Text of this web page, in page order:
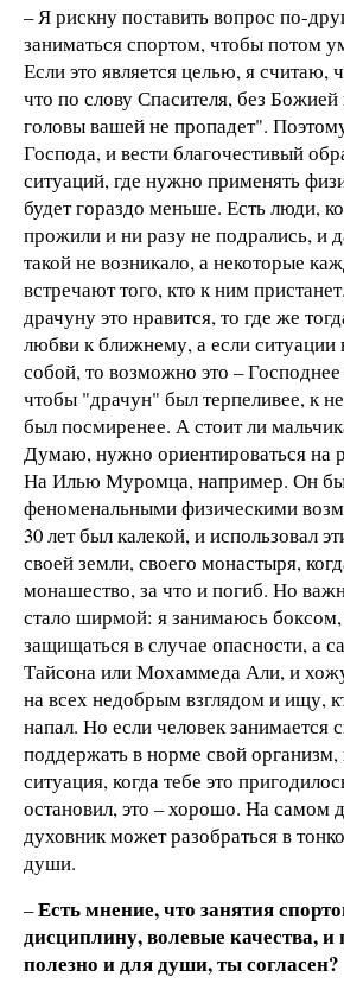
– Я рискну поставить вопрос по-
заниматься спортом, чтобы потом
Если это является целью, я считаю,
что по слову Спасителя, без
головы вашей не пропадет".
Господа, и вести благочестивый
ситуаций, где нужно применять
будет гораздо меньше. Есть люди,
прожили и ни разу не подрались, и
такой не возникало, а некоторые
встречают того, кто к ним
драчуну это нравится, то где же
любви к ближнему, а если ситуации
собой, то возможно это –
чтобы "драчун" был терпеливее, к
был посмиренее. А стоит ли
Думаю, нужно ориентироваться на
На Илью Муромца, например. Он
феноменальными физическими
30 лет был калекой, и использовал
своей земли, своего монастыря,
монашество, за что и погиб. Но
стало ширмой: я занимаюсь
защищаться в случае опасности, а
Тайсона или Мохаммеда Али, и
на всех недобрым взглядом и ищу,
напал. Но если человек занимается
поддержать в норме свой организм,
ситуация, когда тебе это
остановил, это – хорошо. На самом
духовник может разобраться в
души.
–Есть мнение, что занятия
дисциплину, волевые качества, и
полезно и для души, ты согласен?